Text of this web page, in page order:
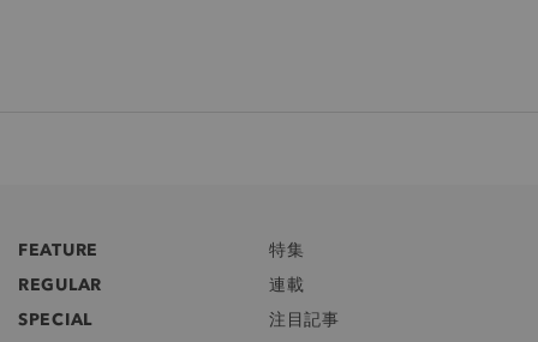
FEATURE
特集
REGULAR
連載
SPECIAL
注目記事